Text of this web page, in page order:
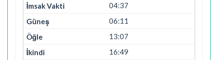
04:37
06:11
13:07
16:49